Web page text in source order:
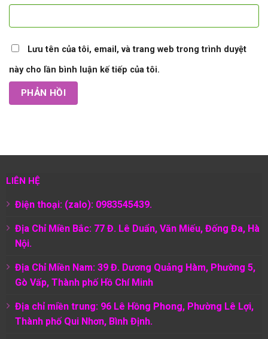
Lưu tên của tôi, email, và trang web trong trình duyệt
này cho lần bình luận kế tiếp của tôi.
LIÊN HỆ
Điện thoại: (zalo): 0983545439.
Địa Chỉ Miền Bắc: 77 Đ. Lê Duẩn, Văn Miếu, Đống Đa, Hà
Nội.
Địa Chỉ Miền Nam: 39 Đ. Dương Quảng Hàm, Phường 5,
Gò Vấp, Thành phố Hồ Chí Minh
Địa chỉ miền trung: 96 Lê Hồng Phong, Phường Lê Lợi,
Thành phố Qui Nhơn, Bình Định.